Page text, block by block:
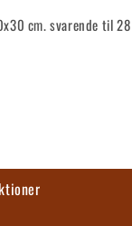
cm. svarende til